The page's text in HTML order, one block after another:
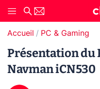
Accueil PC & Gaming
Présentation du
Navman iCN530